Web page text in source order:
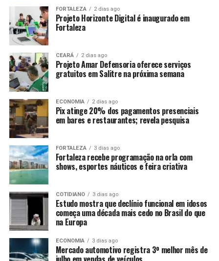
FORTALEZA 2 dias ago
Projeto Horizonte Digital é inaugurado em
Fortaleza
CEARÁ 2 dias ago
Projeto Amar Defensoria oferece serviços
gratuitos em Salitre na próxima semana
ECONOMIA 2 dias ago
Pix atinge 20% dos pagamentos presenciais
em bares e restaurantes; revela pesquisa
FORTALEZA 3 dias ago
Fortaleza recebe programação na orla com
shows, esportes náuticos e feira criativa
COTIDIANO 3 dias ago
Estudo mostra que declínio funcional em idosos
começa uma década mais cedo no Brasil do que
na Europa
ECONOMIA 3 dias ago
Mercado automotivo registra 3º melhor mês de